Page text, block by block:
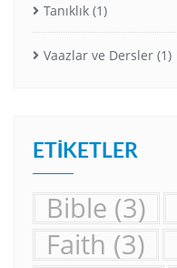
Tanıklık (1)
Vaazlar ve Dersler (1)
ETIKETLER
Bible (3)
Faith (3)